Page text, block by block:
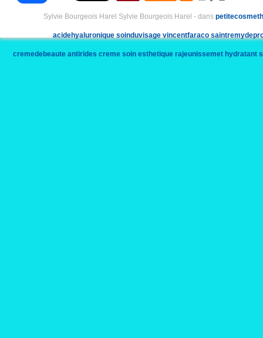
Sylvie Bourgeois Harel Sylvie Bourgeois Harel - dans
acidehyaluronique soinduvisage vincentfaraco
cremedebeaute antirides creme soin esthetique rajeunissemet hydratant